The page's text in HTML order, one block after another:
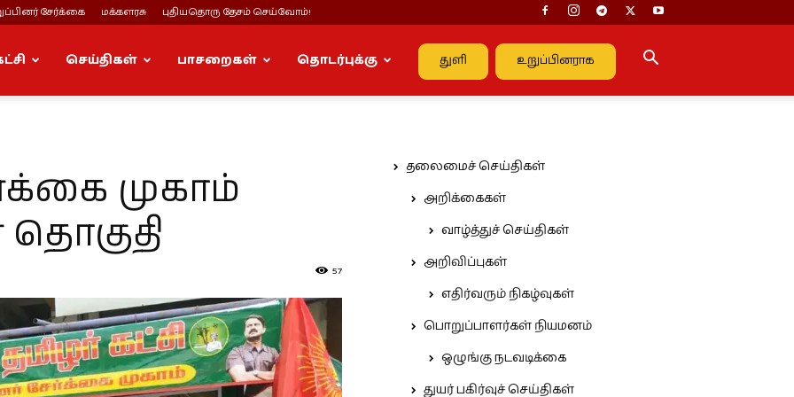
சேர்க்கை மக்களரசு புதியதொரு தேசம் செய்வோம்!
துளி உறுப்பினராக
செய்திகள் பாசறைகள் தொடர்புக்கு
முகாம்
57
தலைமைச் செய்திகள்
அறிக்கைகள்
வாழ்த்துச் செய்திகள்
அறிவிப்புகள்
எதிர்வரும் நிகழ்வுகள்
பொறுப்பாளர்கள் நியமனம்
ஒழுங்கு நடவடிக்கை
துயர் பகிர்வுச் செய்திகள்